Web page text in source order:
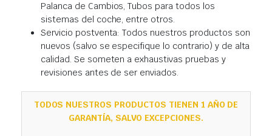
Palanca de Cambios, Tubos para todos los
sistemas del coche, entre otros.
Servicio postventa: Todos nuestros productos son
nuevos (salvo se especifique lo contrario) y de alta
calidad. Se someten a exhaustivas pruebas y
revisiones antes de ser enviados.
TODOS NUESTROS PRODUCTOS TIENEN 1 AÑO DE
GARANTÍA, SALVO EXCEPCIONES.